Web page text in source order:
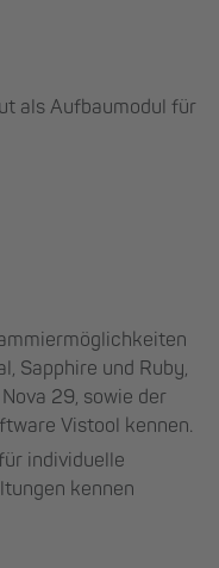
als Aufbaumodul für
Sapphire und Ruby,
29, sowie der
Vistool kennen.
individuelle
kennen